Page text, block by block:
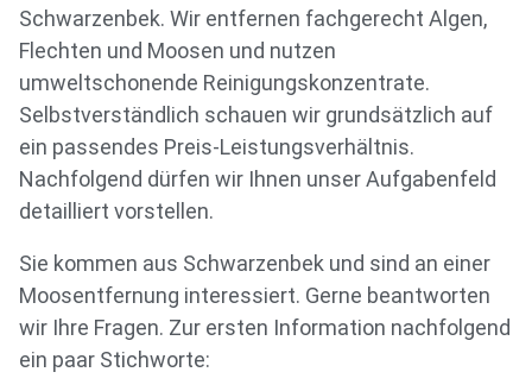
Schwarzenbek. Wir entfernen fachgerecht Algen,
Flechten und Moosen und nutzen
umweltschonende Reinigungskonzentrate.
Selbstverständlich schauen wir grundsätzlich auf
ein passendes Preis-Leistungsverhältnis.
Nachfolgend dürfen wir Ihnen unser Aufgabenfeld
detailliert vorstellen.
Sie kommen aus Schwarzenbek und sind an einer
Moosentfernung interessiert. Gerne beantworten
wir Ihre Fragen. Zur ersten Information nachfolgend
ein paar Stichworte: